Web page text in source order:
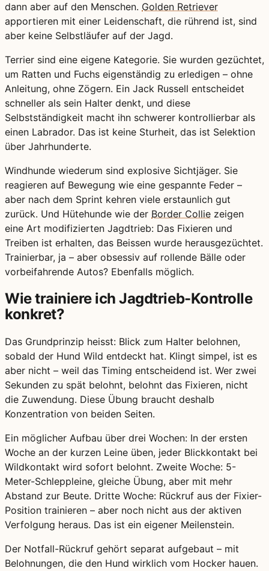
dann aber auf den Menschen. Golden Retriever
apportieren mit einer Leidenschaft, die rührend ist, sind
aber keine Selbstläufer auf der Jagd.
Terrier sind eine eigene Kategorie. Sie wurden gezüchtet,
um Ratten und Fuchs eigenständig zu erledigen – ohne
Anleitung, ohne Zögern. Ein Jack Russell entscheidet
schneller als sein Halter denkt, und diese
Selbstständigkeit macht ihn schwerer kontrollierbar als
einen Labrador. Das ist keine Sturheit, das ist Selektion
über Jahrhunderte.
Windhunde wiederum sind explosive Sichtjäger. Sie
reagieren auf Bewegung wie eine gespannte Feder –
aber nach dem Sprint kehren viele erstaunlich gut
zurück. Und Hütehunde wie der Border Collie zeigen
eine Art modifizierten Jagdtrieb: Das Fixieren und
Treiben ist erhalten, das Beissen wurde herausgezüchtet.
Trainierbar, ja – aber obsessiv auf rollende Bälle oder
vorbeifahrende Autos? Ebenfalls möglich.
Wie trainiere ich Jagdtrieb-Kontrolle
konkret?
Das Grundprinzip heisst: Blick zum Halter belohnen,
sobald der Hund Wild entdeckt hat. Klingt simpel, ist es
aber nicht – weil das Timing entscheidend ist. Wer zwei
Sekunden zu spät belohnt, belohnt das Fixieren, nicht
die Zuwendung. Diese Übung braucht deshalb
Konzentration von beiden Seiten.
Ein möglicher Aufbau über drei Wochen: In der ersten
Woche an der kurzen Leine üben, jeder Blickkontakt bei
Wildkontakt wird sofort belohnt. Zweite Woche: 5-
Meter-Schleppleine, gleiche Übung, aber mit mehr
Abstand zur Beute. Dritte Woche: Rückruf aus der Fixier-
Position trainieren – aber noch nicht aus der aktiven
Verfolgung heraus. Das ist ein eigener Meilenstein.
Der Notfall-Rückruf gehört separat aufgebaut – mit
Belohnungen, die den Hund wirklich vom Hocker hauen.